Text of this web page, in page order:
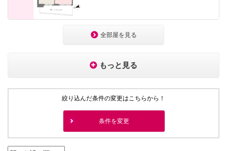
全部屋を見る
もっと見る
絞り込んだ条件の変更はこちらから！
条件を変更